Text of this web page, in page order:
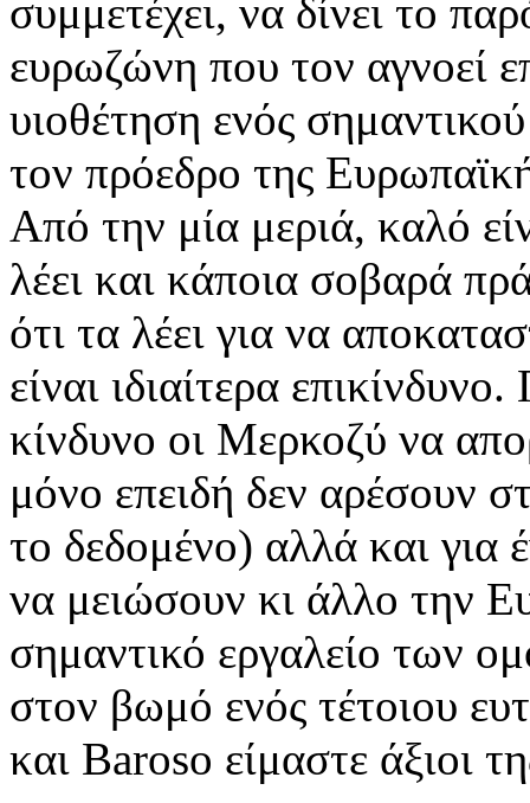
συμμετέχει, να δίνει το
ευρωζώνη που τον αγνοεί
υιοθέτηση ενός
τον πρόεδρο της
Από την μία μεριά, καλό
λέει και κάποια σοβαρά
ότι τα λέει για να
είναι ιδιαίτερα
κίνδυνο οι Μερκοζύ να
μόνο επειδή δεν αρέσουν
το δεδομένο) αλλά και για
να μειώσουν κι άλλο την
σημαντικό εργαλείο των
στον βωμό ενός τέτοιου
και Baroso είμαστε άξιοι